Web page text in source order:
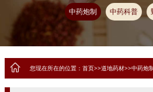
中药炮制 中药科普
您现在所在的位置： 首页>>道地药材>>中药炮